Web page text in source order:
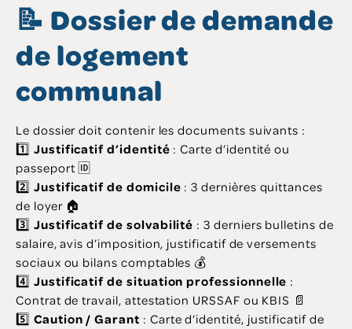
📝 Dossier de demande
de logement
communal
Le dossier doit contenir les documents suivants :
1️⃣ Justificatif d’identité : Carte d’identité ou
passeport 🆔
2️⃣ Justificatif de domicile : 3 dernières quittances
de loyer 🏠
3️⃣ Justificatif de solvabilité : 3 derniers bulletins de
salaire, avis d’imposition, justificatif de versements
sociaux ou bilans comptables 💰
4️⃣ Justificatif de situation professionnelle :
Contrat de travail, attestation URSSAF ou KBIS 📄
5️⃣ Caution / Garant : Carte d’identité, justificatif de